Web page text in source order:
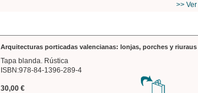
>>
Arquitecturas porticadas valencianas: lonjas, porches y riuraus
Tapa blanda. Rústica
ISBN:978-84-1396-289-4
30,00 €